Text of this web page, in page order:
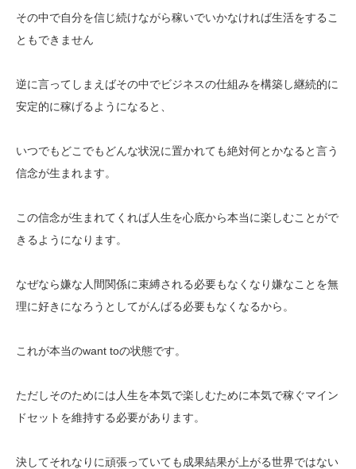
その中で自分を信じ続けながら稼いでいかなければ生活をするこ
ともできません
逆に言ってしまえばその中でビジネスの仕組みを構築し継続的に
安定的に稼げるようになると、
いつでもどこでもどんな状況に置かれても絶対何とかなると言う
信念が生まれます。
この信念が生まれてくれば人生を心底から本当に楽しむことがで
きるようになります。
なぜなら嫌な人間関係に束縛される必要もなくなり嫌なことを無
理に好きになろうとしてがんばる必要もなくなるから。
これが本当のwant toの状態です。
ただしそのためには人生を本気で楽しむために本気で稼ぐマイン
ドセットを維持する必要があります。
決してそれなりに頑張っていても成果結果が上がる世界ではない